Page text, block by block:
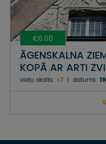
€6.00
ĀGENSKALNA
KOPĀ AR ARTI
vietu skaits: >7 datums: